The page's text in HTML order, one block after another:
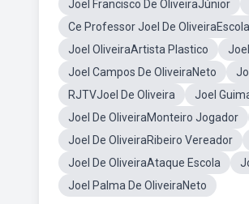
Joel Francisco De OliveiraJúnior
Ce Professor Joel De
Joel OliveiraArtista Plastico
Joel Campos De OliveiraNeto
RJTVJoel De Oliveira
Joel
Joel De OliveiraMonteiro Jogador
Joel De OliveiraRibeiro Vereador
Joel De OliveiraAtaque Escola
Joel Palma De OliveiraNeto